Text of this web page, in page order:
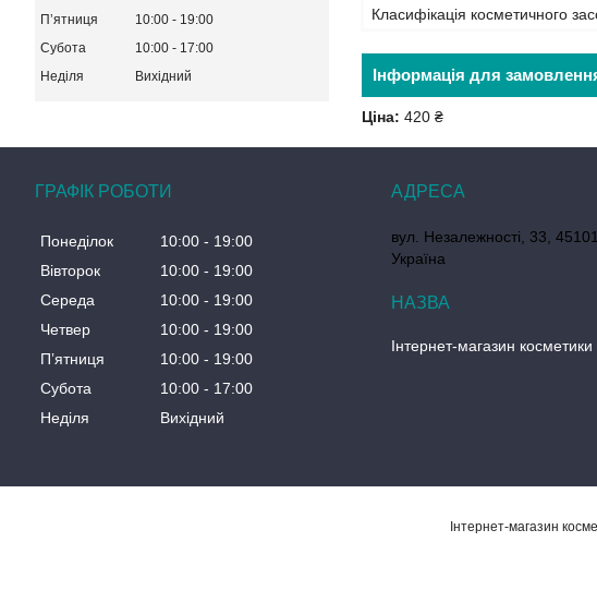
Класифікація косметичного
Інформація для
Ціна: 420 ₴
Пʼятниця
10:00
19:00
Субота
10:00
17:00
Неділя
Вихідний
ГРАФІК РОБОТИ
Понеділок 10:00
19:00
Вівторок
10:00
19:00
Середа
10:00
19:00
Четвер
10:00
19:00
Пʼятниця
10:00
19:00
Субота
10:00
17:00
Неділя
Вихідний
вул. Незалежності, 33,
Україна
Інтернет-магазин